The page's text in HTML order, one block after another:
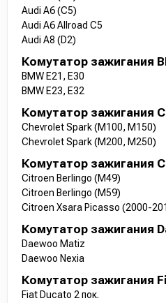
Audi A6 (C5)
Audi A6 Allroad C5
Audi A8 (D2)
Комутатор зажигания
BMW E21, E30
BMW E23, E32
Комутатор зажигания
Chevrolet Spark (M100, M150)
Chevrolet Spark (M200, M250)
Комутатор зажигания
Citroen Berlingo (M49)
Citroen Berlingo (M59)
Citroen Xsara Picasso (2000-
Комутатор зажигания
Daewoo Matiz
Daewoo Nexia
Комутатор зажигания
Fiat Ducato 2 пок.